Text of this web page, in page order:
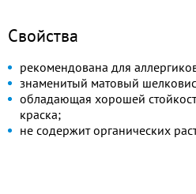
Свойства
рекомендована для
знаменитый матовый
обладающая хорошей
краска;
не содержит органических